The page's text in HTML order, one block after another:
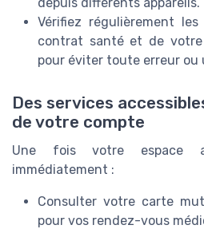
Vérifiez régulièrement
contrat santé et de votre
pour éviter toute erreur ou
Des services
de votre compte
Une fois votre espace
immédiatement :
Consulter votre carte
pour vos rendez-vous